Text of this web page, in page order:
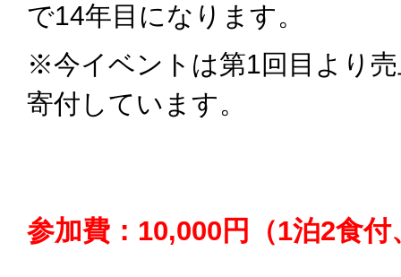
で14年目になります。
※今イベントは第1回目より
寄付しています。
参加費：10,000円（1泊2食付